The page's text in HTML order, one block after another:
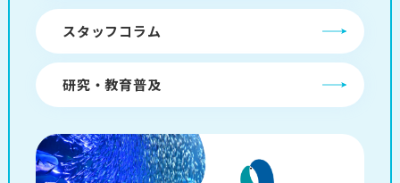
スタッフコラム
研究・教育普及